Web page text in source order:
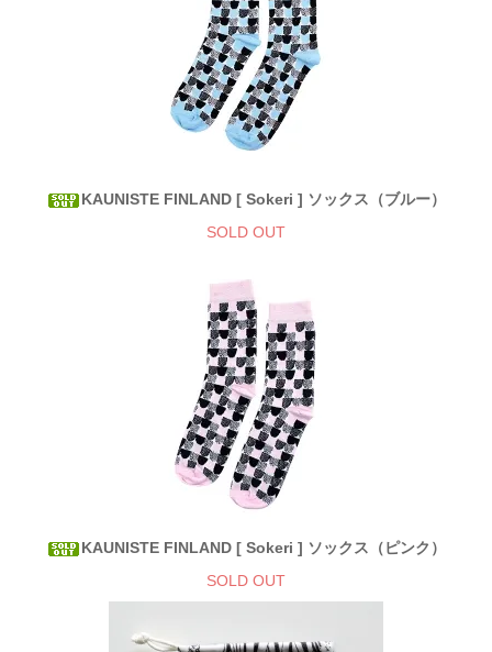
KAUNISTE FINLAND [ Sokeri ] ソックス（ブルー）
SOLD OUT
KAUNISTE FINLAND [ Sokeri ] ソックス（ピンク）
SOLD OUT